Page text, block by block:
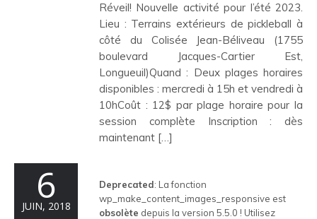
Réveil! Nouvelle activité pour l’été 2023.
Lieu : Terrains extérieurs de pickleball à
côté du Colisée Jean-Béliveau (1755
boulevard Jacques-Cartier Est,
Longueuil)Quand : Deux plages horaires
disponibles : mercredi à 15h et vendredi à
10hCoût : 12$ par plage horaire pour la
session complète Inscription : dès
maintenant […]
Deprecated: La fonction
wp_make_content_images_responsive est
obsolète depuis la version 5.5.0 ! Utilisez
6
JUIN, 2018